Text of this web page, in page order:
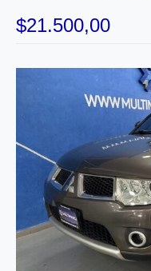
$21.500,00